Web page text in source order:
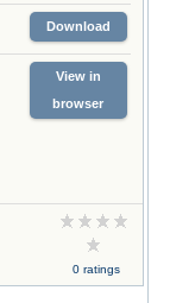
Download
View in
browser
0 ratings